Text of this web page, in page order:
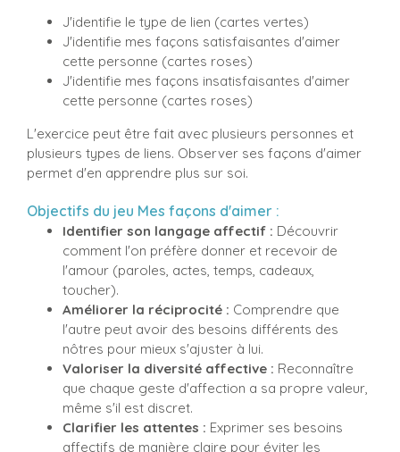
J'identifie le type de lien (cartes vertes)
J'identifie mes façons satisfaisantes d'aimer
cette personne (cartes roses)
J'identifie mes façons insatisfaisantes d'aimer
cette personne (cartes roses)
L'exercice peut être fait avec plusieurs personnes et
plusieurs types de liens. Observer ses façons d'aimer
permet d'en apprendre plus sur soi.
Objectifs du jeu Mes façons d'aimer :
Identifier son langage affectif : Découvrir
comment l'on préfère donner et recevoir de
l'amour (paroles, actes, temps, cadeaux,
toucher).
Améliorer la réciprocité : Comprendre que
l'autre peut avoir des besoins différents des
nôtres pour mieux s'ajuster à lui.
Valoriser la diversité affective : Reconnaître
que chaque geste d'affection a sa propre valeur,
même s'il est discret.
Clarifier les attentes : Exprimer ses besoins
affectifs de manière claire pour éviter les